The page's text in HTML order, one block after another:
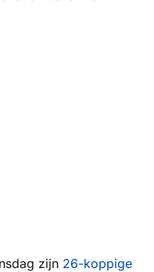
zijn 26-koppige